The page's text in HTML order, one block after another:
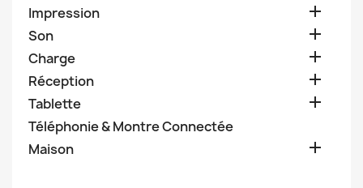
Impression 
Son 
Charge 
Réception 
Tablette 
Téléphonie & Montre Connectée
Maison
